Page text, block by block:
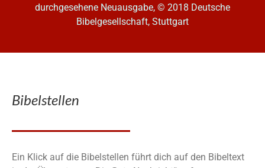
durchgesehene Neuausgabe, © 2018 Deutsche
Bibelgesellschaft, Stuttgart
Bibelstellen
Ein Klick auf die Bibelstellen führt dich auf den Bibeltext